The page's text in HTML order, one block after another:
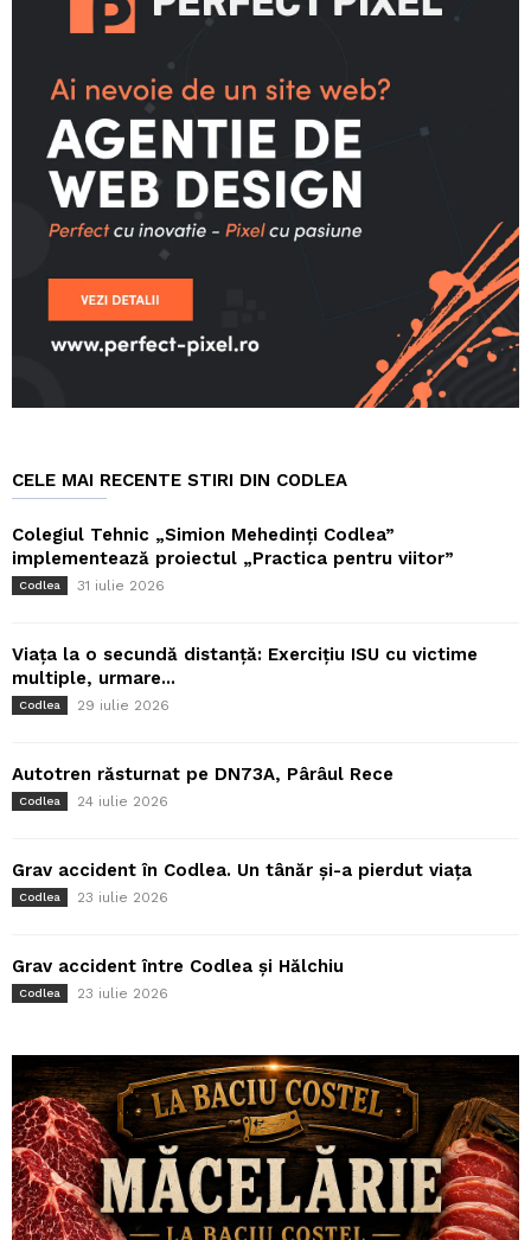
CELE MAI RECENTE STIRI DIN CODLEA
Colegiul Tehnic „Simion Mehedinți Codlea”
implementează proiectul „Practica pentru viitor”
Codlea 31 iulie 2026
Viața la o secundă distanță: Exercițiu ISU cu victime
multiple, urmare...
Codlea 29 iulie 2026
Autotren răsturnat pe DN73A, Pârâul Rece
Codlea 24 iulie 2026
Grav accident în Codlea. Un tânăr și-a pierdut viața
Codlea 23 iulie 2026
Grav accident între Codlea și Hălchiu
Codlea 23 iulie 2026